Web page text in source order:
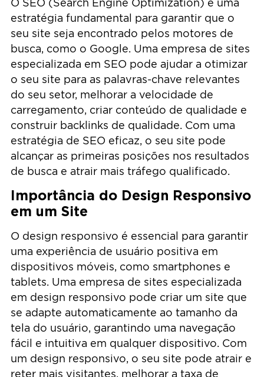
O SEO (Search Engine Optimization) é uma
estratégia fundamental para garantir que o
seu site seja encontrado pelos motores de
busca, como o Google. Uma empresa de sites
especializada em SEO pode ajudar a otimizar
o seu site para as palavras-chave relevantes
do seu setor, melhorar a velocidade de
carregamento, criar conteúdo de qualidade e
construir backlinks de qualidade. Com uma
estratégia de SEO eficaz, o seu site pode
alcançar as primeiras posições nos resultados
de busca e atrair mais tráfego qualificado.
Importância do Design Responsivo
em um Site
O design responsivo é essencial para garantir
uma experiência de usuário positiva em
dispositivos móveis, como smartphones e
tablets. Uma empresa de sites especializada
em design responsivo pode criar um site que
se adapte automaticamente ao tamanho da
tela do usuário, garantindo uma navegação
fácil e intuitiva em qualquer dispositivo. Com
um design responsivo, o seu site pode atrair e
reter mais visitantes, melhorar a taxa de